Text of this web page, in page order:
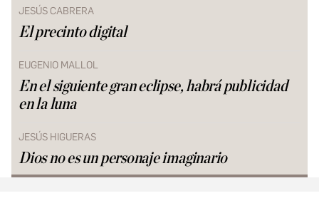
JESÚS CABRERA
El precinto digital
EUGENIO MALLOL
En el siguiente gran eclipse, habrá publicidad
en la luna
JESÚS HIGUERAS
Dios no es un personaje imaginario